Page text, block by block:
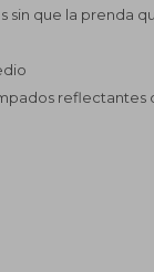
sin que la prenda
reflectantes